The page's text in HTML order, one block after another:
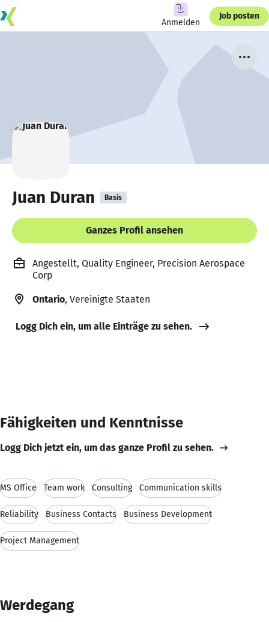
Anmelden
Job posten
Juan Duran Basis
Ganzes Profil ansehen
Angestellt, Quality Engineer, Precision Aerospace
Corp
Ontario, Vereinigte Staaten
Logg Dich ein, um alle Einträge zu sehen.
Fähigkeiten und Kenntnisse
Logg Dich jetzt ein, um das ganze Profil zu sehen.
MS Office Team work Consulting Communication skills
Reliability Business Contacts Business Development
Project Management
Werdegang